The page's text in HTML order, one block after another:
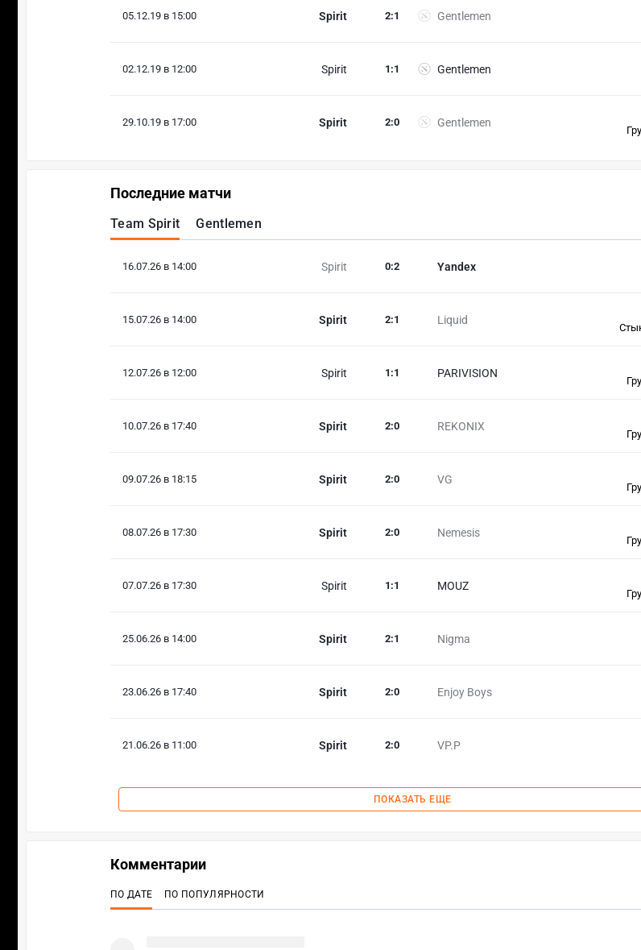
05.12.19 в 15:00 Spirit Gentlemen
2:1
02.12.19 в 12:00 Spirit Gentlemen
1 :1
29.10.19 в 17:00 Spirit Gentlemen
2:0
Последние матчи
Team Spirit Gentlemen
16.07.26 в 14:00 Spirit Yandex
0:2
15.07.26 в 14:00 Spirit Liquid
2:1
12.07.26 в 12:00 Spirit PARIVISION
1 :1
10.07.26 в 17:40 Spirit REKONIX
2:0
09.07.26 в 18:15 Spirit VG
2:0
08.07.26 в 17:30 Spirit Nemesis
2:0
07.07.26 в 17:30 Spirit MOUZ
1 :1
25.06.26 в 14:00 Spirit Nigma
2:1
23.06.26 в 17:40 Spirit Enjoy Boys
2:0
21.06.26 в 11:00 Spirit VP.P
2:0
ПОКАЗАТЬ ЕЩЕ
Комментарии
ПО ДАТЕ ПО ПОПУЛЯРНОСТИ